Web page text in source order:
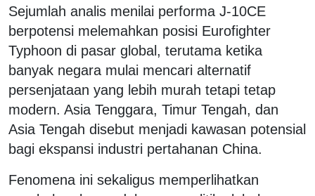
Sejumlah analis menilai performa J-10CE
berpotensi melemahkan posisi Eurofighter
Typhoon di pasar global, terutama ketika
banyak negara mulai mencari alternatif
persenjataan yang lebih murah tetapi tetap
modern. Asia Tenggara, Timur Tengah, dan
Asia Tengah disebut menjadi kawasan potensial
bagi ekspansi industri pertahanan China.
Fenomena ini sekaligus memperlihatkan